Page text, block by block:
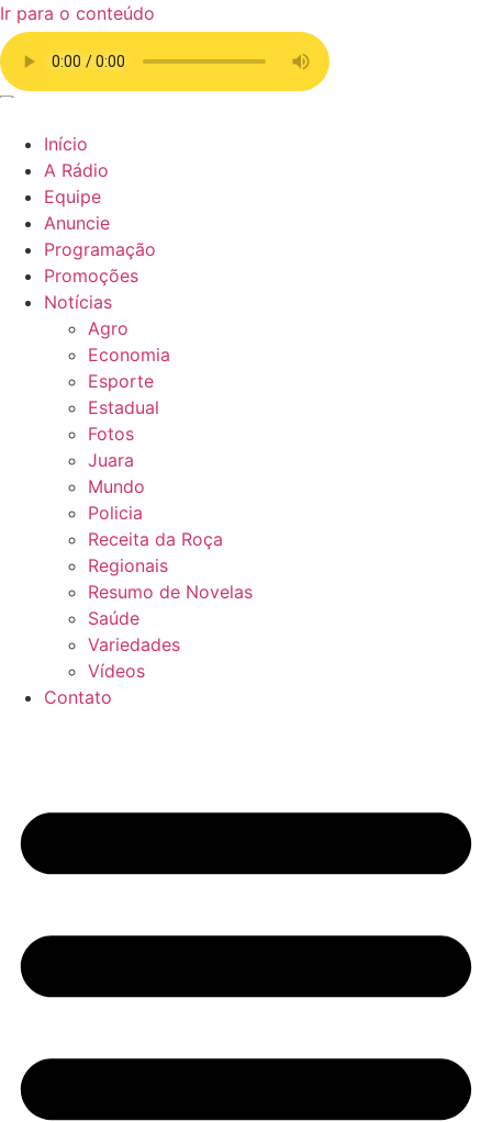
Ir para o conteúdo
Início
A Rádio
Equipe
Anuncie
Programação
Promoções
Notícias
Agro
Economia
Esporte
Estadual
Fotos
Juara
Mundo
Policia
Receita da Roça
Regionais
Resumo de Novelas
Saúde
Variedades
Vídeos
Contato